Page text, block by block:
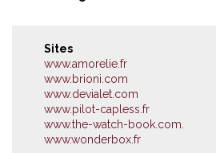
Sites
www.amorelie.fr
www.brioni.com
www.devialet.com
www.pilot-capless.fr
www.the-watch-book.com.
www.wonderbox.fr